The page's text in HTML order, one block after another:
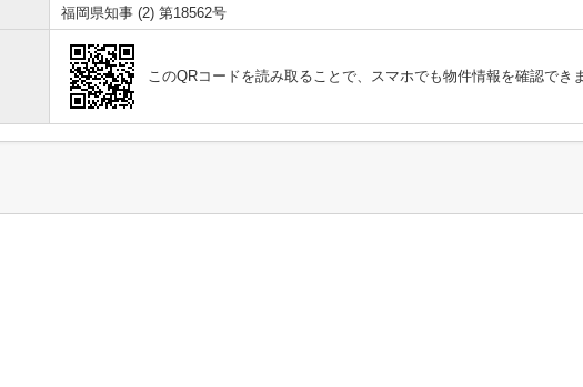
福岡県知事 (2) 第18562号
このQRコードを読み取ることで、スマホでも物件情報を確認でき